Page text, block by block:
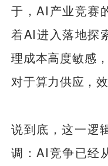
于，AI产业竞赛
着AI进入落地探
理成本高度敏感
对于算力供应，
说到底，这一逻
调：AI竞争已经